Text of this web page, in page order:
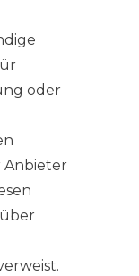
oder
Anbieter